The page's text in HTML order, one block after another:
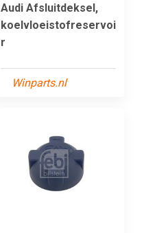
Audi Afsluitdeksel,
koelvloeistofreservoi
r
Winparts.nl